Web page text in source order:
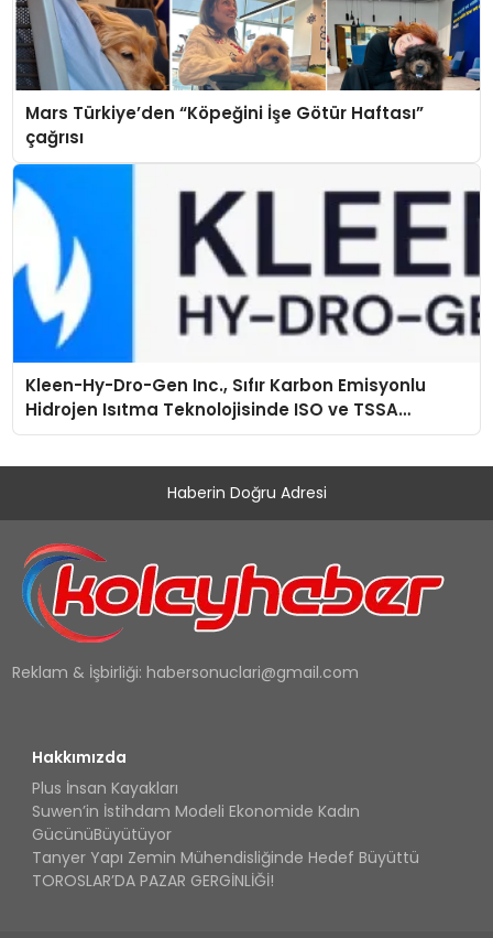
Mars Türkiye’den “Köpeğini İşe Götür Haftası”
çağrısı
Kleen-Hy-Dro-Gen Inc., Sıfır Karbon Emisyonlu
Hidrojen Isıtma Teknolojisinde ISO ve TSSA
Düzenleyici Onaylarını Aldı
Haberin Doğru Adresi
Reklam & İşbirliği: habersonuclari@gmail.com
Hakkımızda
Plus İnsan Kayakları
Suwen’in İstihdam Modeli Ekonomide Kadın
GücünüBüyütüyor
Tanyer Yapı Zemin Mühendisliğinde Hedef Büyüttü
TOROSLAR’DA PAZAR GERGİNLİĞİ!